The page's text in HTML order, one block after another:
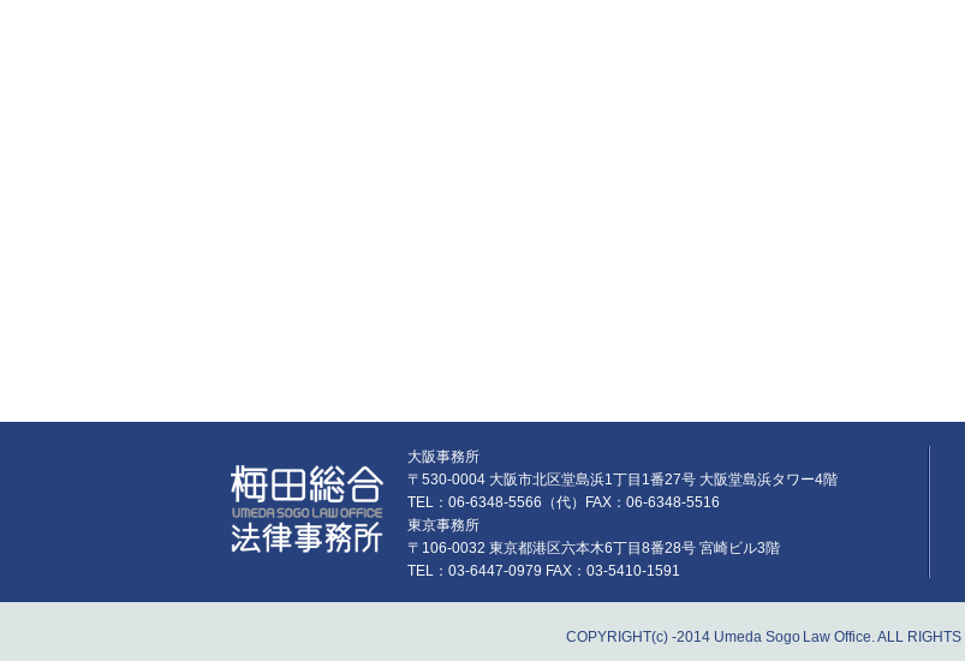
大阪事務所
〒530-0004 大阪市北区堂島浜1丁目1番27号 大阪堂島浜タワー4階
TEL：06-6348-5566（代）FAX：06-6348-5516
東京事務所
〒106-0032 東京都港区六本木6丁目8番28号 宮崎ビル3階
TEL：03-6447-0979 FAX：03-5410-1591
COPYRIGHT(c) -2014 Umeda Sogo Law Office. ALL